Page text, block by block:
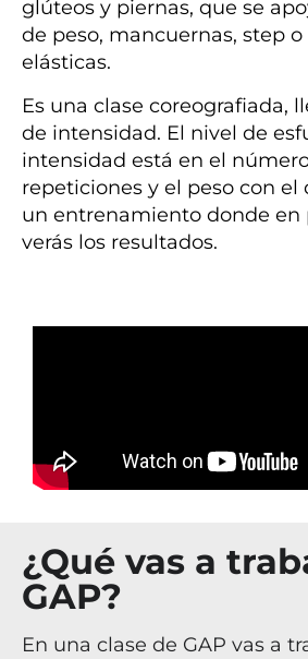
glúteos y piernas, que se
de peso, mancuernas, step
elásticas.
Es una clase coreografiada,
de intensidad. El nivel de
intensidad está en el
repeticiones y el peso con el
un entrenamiento donde en
verás los resultados.
¿Qué vas a
GAP?
En una clase de GAP vas a